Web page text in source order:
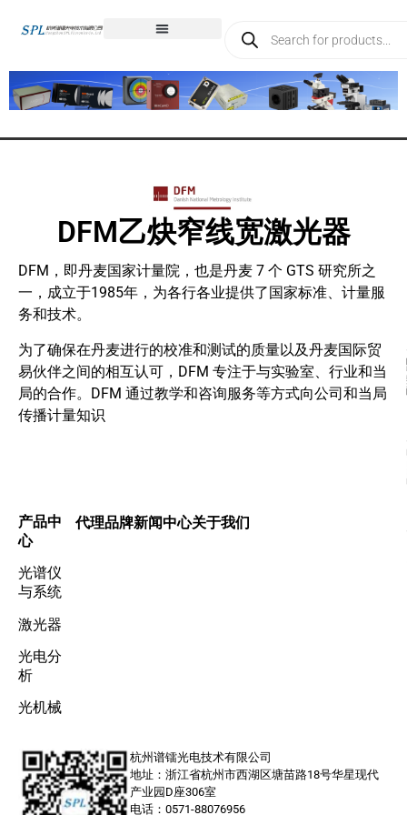
DFM乙炔窄线宽激光器
DFM，即丹麦国家计量院，也是丹麦 7 个 GTS 研究所之
一，成立于1985年，为各行各业提供了国家标准、计量服
务和技术。
为了确保在丹麦进行的校准和测试的质量以及丹麦国际贸
易伙伴之间的相互认可，DFM 专注于与实验室、行业和当
局的合作。DFM 通过教学和咨询服务等方式向公司和当局
传播计量知识
产品中
心
光谱仪
与系统
激光器
光电分
析
光机械
代理品牌新闻中心关于我们
杭州谱镭光电技术有限公司
地址：浙江省杭州市西湖区塘苗路18号华星现代
产业园D座306室
电话：0571-88076956